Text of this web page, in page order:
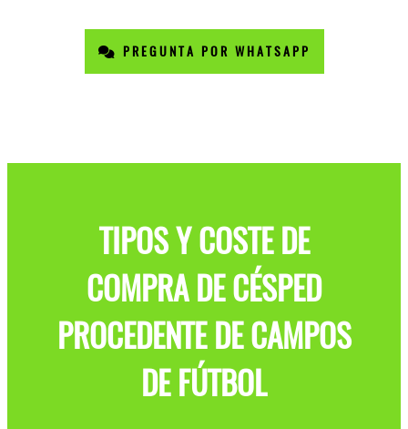
PREGUNTA POR WHATSAPP
TIPOS Y COSTE DE
COMPRA DE CÉSPED
PROCEDENTE DE CAMPOS
DE FÚTBOL